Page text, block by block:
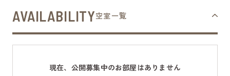
AVAILABILITY空室一覧
現在、公開募集中のお部屋はありません